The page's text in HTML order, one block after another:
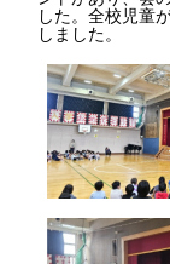
した。全校児童
しました。